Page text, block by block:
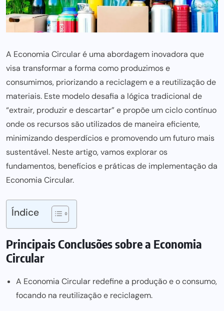
A Economia Circular é uma abordagem inovadora que
visa transformar a forma como produzimos e
consumimos, priorizando a reciclagem e a reutilização de
materiais. Este modelo desafia a lógica tradicional de
“extrair, produzir e descartar” e propõe um ciclo contínuo
onde os recursos são utilizados de maneira eficiente,
minimizando desperdícios e promovendo um futuro mais
sustentável. Neste artigo, vamos explorar os
fundamentos, benefícios e práticas de implementação da
Economia Circular.
Índice
Principais Conclusões sobre a Economia
Circular
A Economia Circular redefine a produção e o consumo,
focando na reutilização e reciclagem.